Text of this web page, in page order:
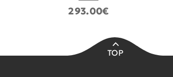
293.00€
TOP